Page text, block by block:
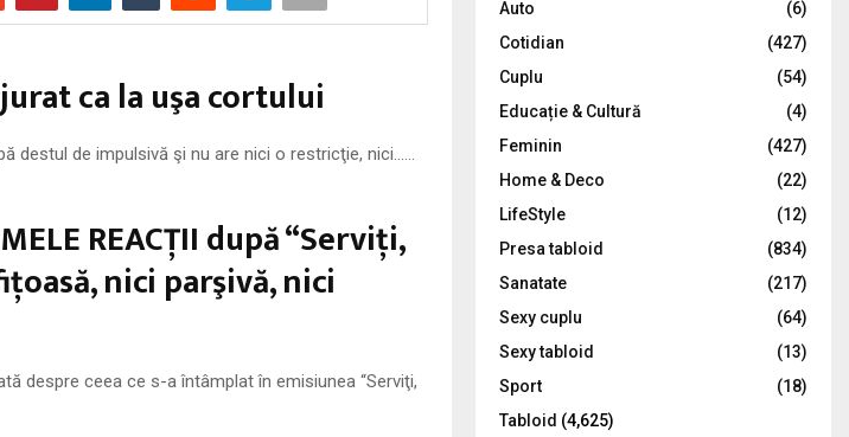
ca la uşa cortului
destul de impulsivă şi nu are nici o restricţie, nici……
REACŢII după “Serviţi,
nici parşivă, nici
despre ceea ce s-a întâmplat în emisiunea “Serviţi,
:
C
Auto
(6)
Cotidian
(427)
Cuplu
(54)
Educație & Cultură
(4)
Feminin
(427)
Home & Deco
(22)
LifeStyle
(12)
Presa tabloid
(834)
Sanatate
(217)
Sexy cuplu
(64)
Sexy tabloid
(13)
Sport
(18)
Tabloid (4,625)